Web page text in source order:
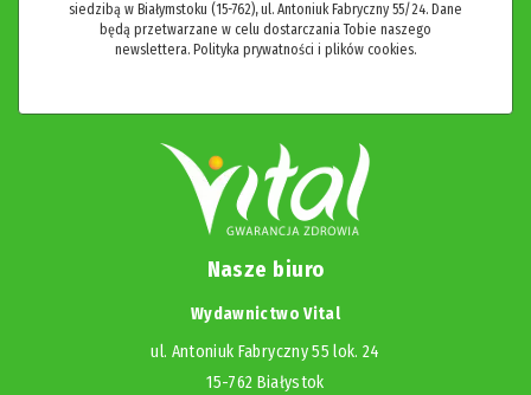
siedzibą w Białymstoku (15-762), ul. Antoniuk Fabryczny 55/24. Dane
będą przetwarzane w celu dostarczania Tobie naszego
newslettera. Polityka prywatności i plików cookies.
Nasze biuro
Wydawnictwo Vital
ul. Antoniuk Fabryczny 55 lok. 24
15-762 Białystok